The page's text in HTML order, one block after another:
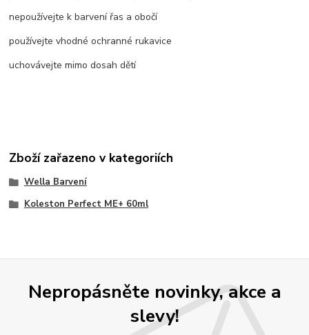
nepoužívejte k barvení řas a obočí
používejte vhodné ochranné rukavice
uchovávejte mimo dosah dětí
Zboží zařazeno v kategoriích
Wella Barvení
Koleston Perfect ME+ 60ml
Nepropásněte novinky, akce a
slevy!